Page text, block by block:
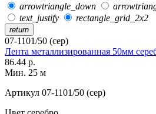
arrowtriangle_down
text_justify
rectangle_grid_2x2
return
07-1101/50 (сер)
Лента металлизированная 50мм
86.44 р.
Мин. 25 м
Артикул 07-1101/50 (сер)